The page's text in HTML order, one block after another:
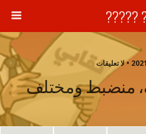
???
منضبط ومختلف